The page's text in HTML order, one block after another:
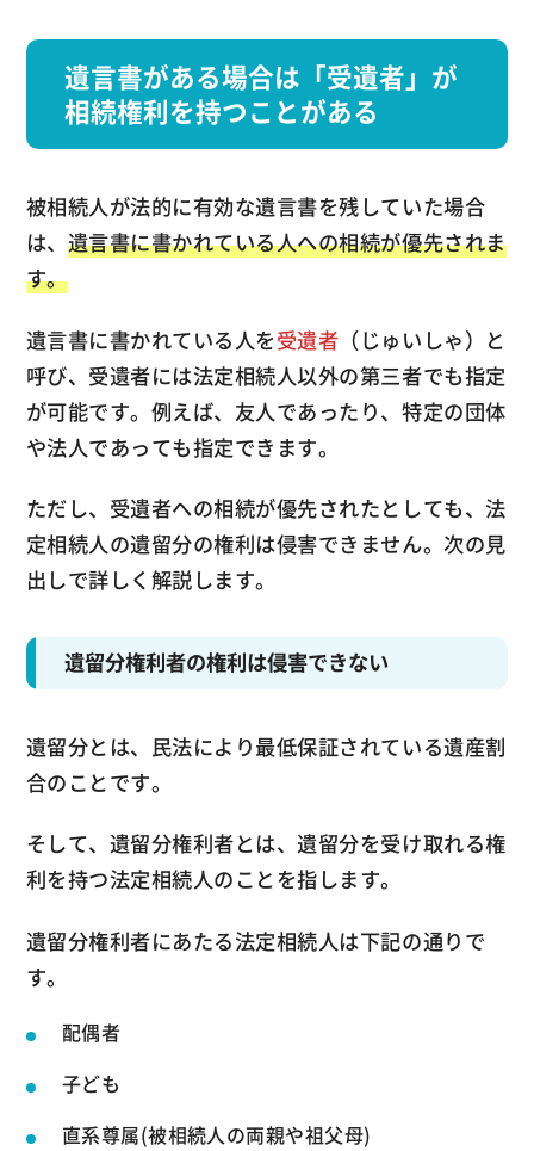
遺言書がある場合は「受遺者」が
相続権利を持つことがある
被相続人が法的に有効な遺言書を残していた場合
は、 遺言書に書かれている人への相続が優先されま
す。
遺言書に書かれている人を受遺者 （じゅいしゃ）と
呼び、受遺者には法定相続人以外の第三者でも指定
が可能です。例えば、友人であったり、特定の団体
や法人であっても指定できます。
ただし、受遺者への相続が優先されたとしても、法
定相続人の遺留分の権利は侵害できません。次の見
出しで詳しく解説します。
遺留分権利者の権利は侵害できない
遺留分とは、民法により最低保証されている遺産割
合のことです。
そして、遺留分権利者とは、遺留分を受け取れる権
利を持つ法定相続人のことを指します。
遺留分権利者にあたる法定相続人は下記の通りで
す。
配偶者
子ども
直系尊属(被相続人の両親や祖父母)